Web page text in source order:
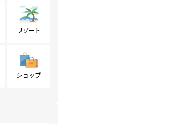
リゾート
ショップ